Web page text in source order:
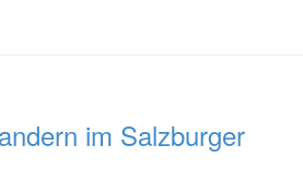
im Salzburger